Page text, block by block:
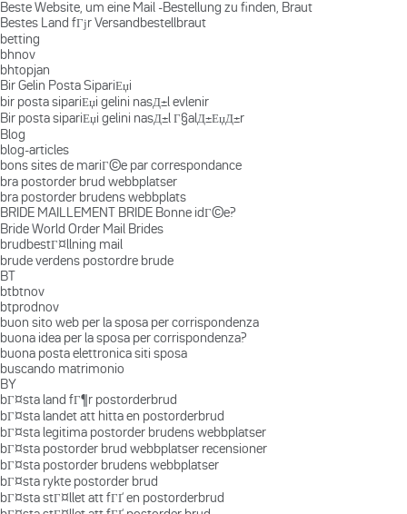
Beste Website, um eine Mail -Bestellung zu finden, Braut
Bestes Land fГјr Versandbestellbraut
betting
bhnov
bhtopjan
Bir Gelin Posta SipariЕџi
bir posta sipariЕџi gelini nasД±l evlenir
Bir posta sipariЕџi gelini nasД±l Г§alД±ЕџД±r
Blog
blog-articles
bons sites de mariГ©e par correspondance
bra postorder brud webbplatser
bra postorder brudens webbplats
BRIDE MAILLEMENT BRIDE Bonne idГ©e?
Bride World Order Mail Brides
brudbestГ¤llning mail
brude verdens postordre brude
BT
btbtnov
btprodnov
buon sito web per la sposa per corrispondenza
buona idea per la sposa per corrispondenza?
buona posta elettronica siti sposa
buscando matrimonio
BY
bГ¤sta land fГ¶r postorderbrud
bГ¤sta landet att hitta en postorderbrud
bГ¤sta legitima postorder brudens webbplatser
bГ¤sta postorder brud webbplatser recensioner
bГ¤sta postorder brudens webbplatser
bГ¤sta rykte postorder brud
bГ¤sta stГ¤llet att fГҐ en postorderbrud